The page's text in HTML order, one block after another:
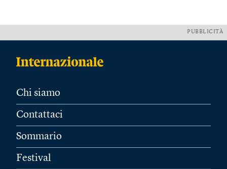
PUBBLICITÀ
Chi siamo
Contattaci
Sommario
Festival